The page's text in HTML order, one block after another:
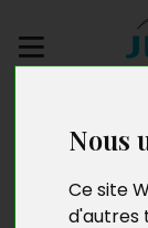
Nous
Ce site
d'autres